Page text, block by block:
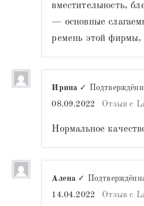
вместительность,
— основные
ремень этой фирмы,
Ирина ✓
08.09.2022
Отзыв с
Нормальное
Алена ✓
14.04.2022
Отзыв с